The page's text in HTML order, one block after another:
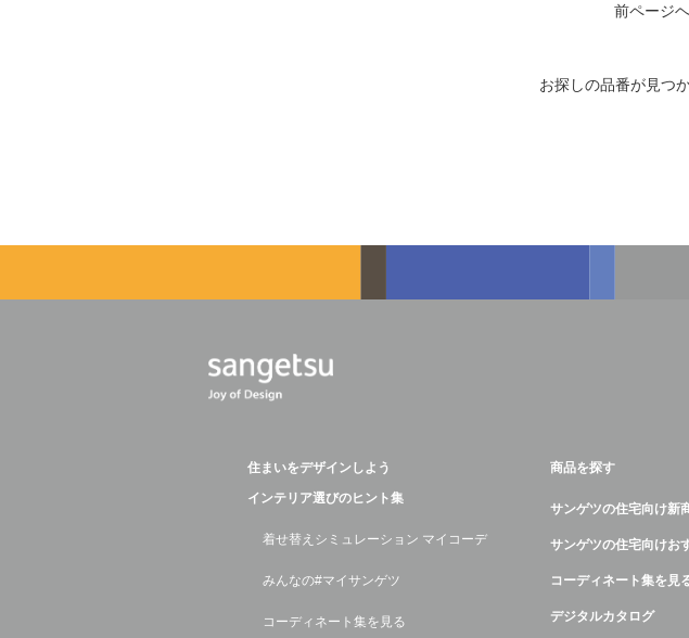
前ページヘ
お探しの品番が見つ
住まいをデザインしよう
インテリア選びのヒント集
着せ替えシミュレーション マイコーデ
みんなの#マイサンゲツ
コーディネート集を見る
商品を探す
サンゲツの住宅向け新
サンゲツの住宅向けお
コーディネート集を見
デジタルカタログ